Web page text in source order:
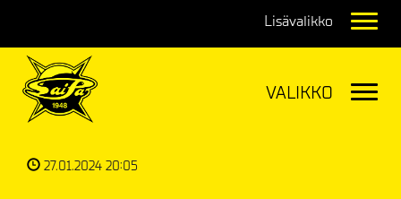
27.01.2024 20:05